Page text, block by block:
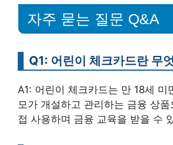
자주 묻는 질문 Q&A
Q1: 어린이 체크카드란 무
A1: 어린이 체크카드는 만 18세 미
모가 개설하고 관리하는 금융 상
접 사용하며 금융 교육을 받을 수